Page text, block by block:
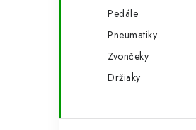
Pedále
Pneumatiky
Zvončeky
Držiaky